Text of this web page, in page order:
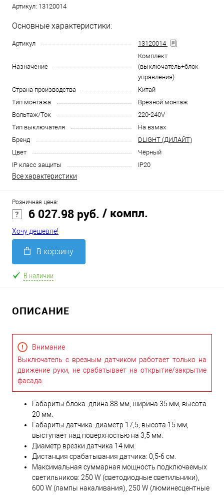
Артикул: 13120014
Основные характеристики:
Артикул 13120014
Назначение
Комплект
(выключатель+блок
управления)
Страна производства
Китай
Тип монтажа
Врезной монтаж
Вольтаж/Ток
220-240V
Тип выключателя
На взмах
Бренд
DLIGHT (ДИЛАЙТ)
Цвет
Чёрный
IP класс защиты
IP20
Все характеристики
Розничная цена:
6 027.98 руб. / компл.
Хочу дешевле!
В корзину
В наличии
ОПИСАНИЕ
Внимание
Выключатель с врезным датчиком работает только на
движение руки, не срабатывает на открытие/закрытие
фасада.
Габариты блока: длина 88 мм, ширина 35 мм, высота
20 мм.
Габариты датчика: диаметр 17,5, высота 15 мм,
выступает над поверхностью на 3,5 мм.
Диаметр врезки датчика 14 мм.
Дистанция срабатывания датчика: 0,5-6 см.
Максимальная суммарная мощность подключаемых
светильников: 250 W (светодиодные светильники),
600 W (лампы накаливания), 250 W (люминесцентные